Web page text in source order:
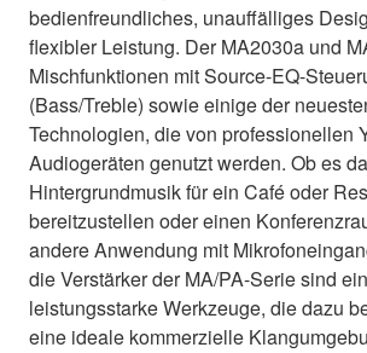
bedienfreundliches, unauffälliges
flexibler Leistung. Der MA2030a und
Mischfunktionen mit Source-EQ-
(Bass/Treble) sowie einige der
Technologien, die von professionellen
Audiogeräten genutzt werden. Ob es
Hintergrundmusik für ein Café oder
bereitzustellen oder einen
andere Anwendung mit
die Verstärker der MA/PA-Serie sind
leistungsstarke Werkzeuge, die dazu
eine ideale kommerzielle